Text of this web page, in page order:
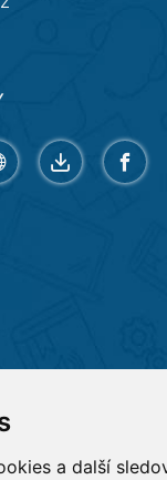
a další